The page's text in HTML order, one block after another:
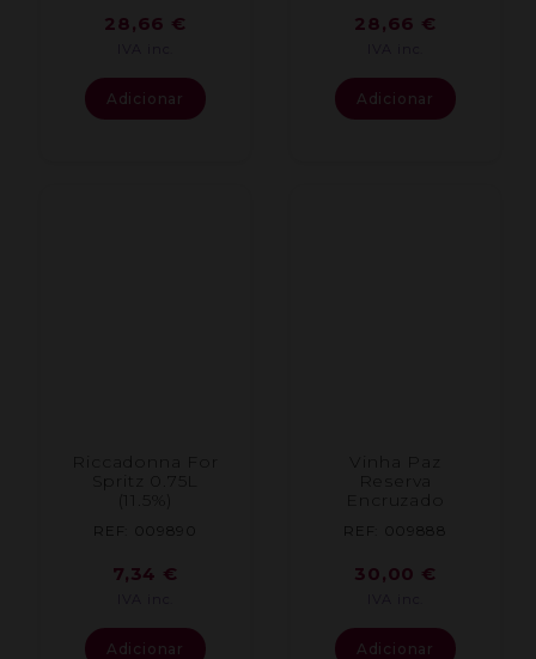
28,66 €
Adicionar
28,66 €
Adicionar
Riccadonna For
Spritz 0.75L
REF: 009890
7,34 €
Adicionar
Encruzado
REF: 009888
30,00 €
Adicionar